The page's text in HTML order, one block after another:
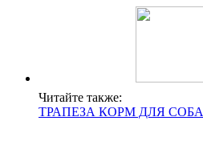
Читайте также:
ТРАПЕЗА КОРМ ДЛЯ